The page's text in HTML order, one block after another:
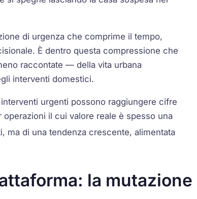
di urgenza che comprime il tempo,
È dentro questa compressione che
raccontate — della vita urbana
interventi domestici.
urgenti possono raggiungere cifre
il cui valore reale è spesso una
ma di una tendenza crescente, alimentata
la